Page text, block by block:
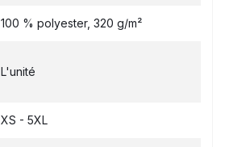
100 % polyester, 320 g/m²
L'unité
XS - 5XL